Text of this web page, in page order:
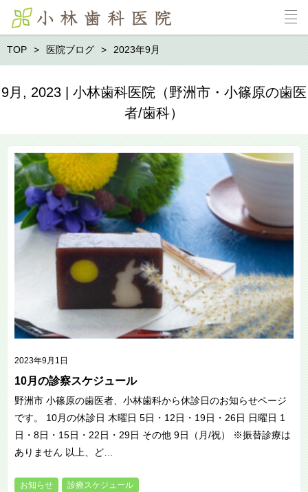
TOP 医院ブログ 2023年9月
9月, 2023 | 小林歯科医院（野洲市・小篠原の歯医
者/歯科）
2023年9月1日
10月の診察スケジュール
野洲市 小篠原の歯医者、小林歯科から休診日のお知らせページ
です。 10月の休診日 木曜日 5日・12日・19日・26日 日曜日 1
日・8日・15日・22日・29日 その他 9日（月/祝） ※振替診療は
ありません 以上、ど…
お知らせ 診療スケジュール